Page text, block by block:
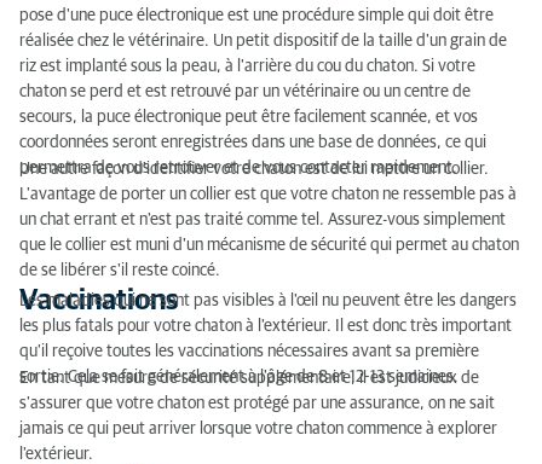
Vaccinations
Stérilisation
Sécurisez votre jardin
Établissez les règles
Sortir pour la première fois
pose d'une puce électronique est une procédure simple qui doit être
réalisée chez le vétérinaire. Un petit dispositif de la taille d'un grain de
riz est implanté sous la peau, à l'arrière du cou du chaton. Si votre
chaton se perd et est retrouvé par un vétérinaire ou un centre de
secours, la puce électronique peut être facilement scannée, et vos
coordonnées seront enregistrées dans une base de données, ce qui
permettra de vous retrouver et de vous contacter rapidement.
Une autre façon d'identifier votre chaton est de lui mettre un collier.
L'avantage de porter un collier est que votre chaton ne ressemble pas à
un chat errant et n'est pas traité comme tel. Assurez-vous simplement
que le collier est muni d'un mécanisme de sécurité qui permet au chaton
de se libérer s'il reste coincé.
Vaccinations
Les maladies qui ne sont pas visibles à l'œil nu peuvent être les dangers
les plus fatals pour votre chaton à l'extérieur. Il est donc très important
qu'il reçoive toutes les vaccinations nécessaires avant sa première
sortie. Cela se fait généralement à l'âge de 8 et 12-13 semaines.
En tant que mesure de sécurité supplémentaire, il est judicieux de
s'assurer que votre chaton est protégé par une assurance, on ne sait
jamais ce qui peut arriver lorsque votre chaton commence à explorer
l'extérieur.